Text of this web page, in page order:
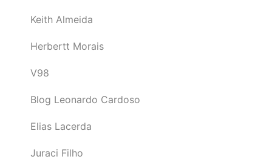
Keith Almeida
Herbertt Morais
V98
Blog Leonardo Cardoso
Elias Lacerda
Juraci Filho